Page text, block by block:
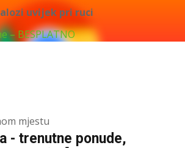
uvijek pri ruci
– BESPLATNO
mjestu
- trenutne ponude,